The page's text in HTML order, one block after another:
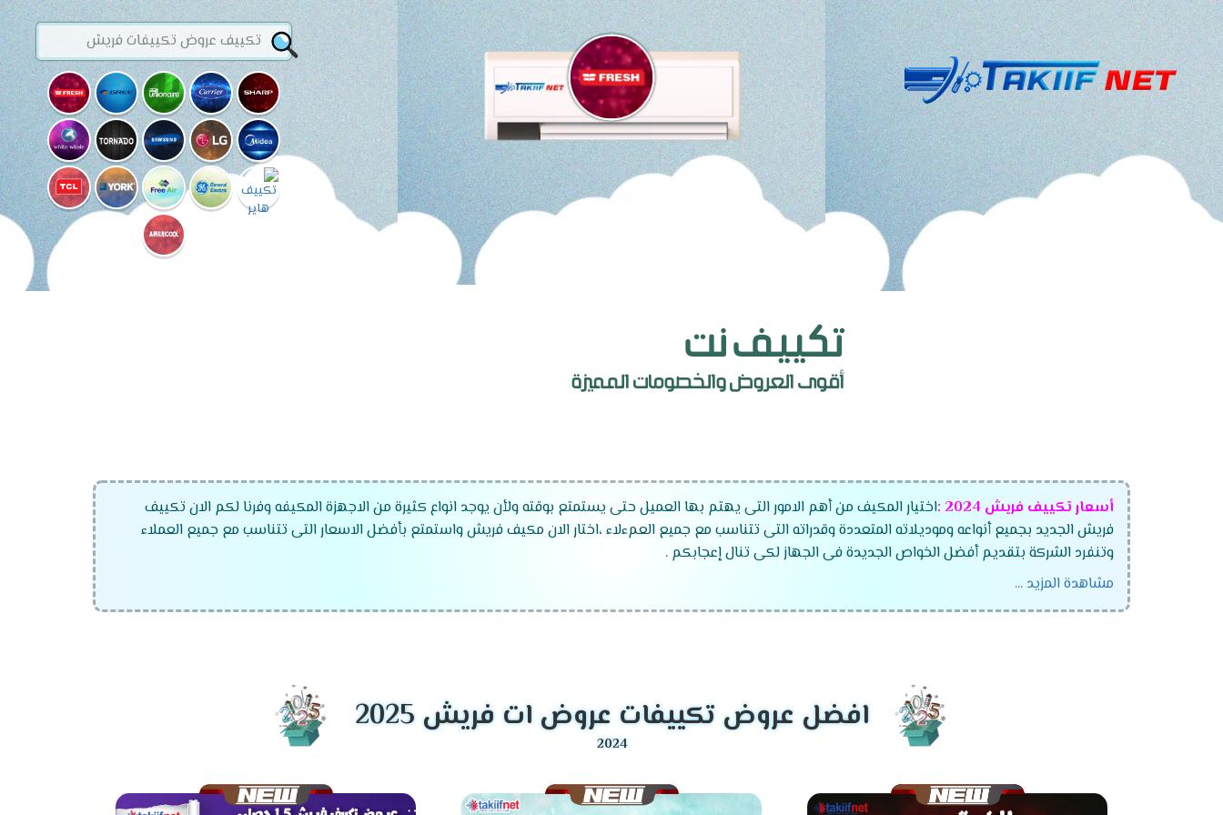
أسعار تكييف فريش 2024
:اختيار المكيف من أهم الامور التى يهتم بها العميل حتى يستمتع بوقته ولأن يوجد انواع كثيرة من الاجهزة المكيفه وفرنا لكم الان تكييف
فريش الجديد بجميع أنواعه وموديلاته المتعددة وقدراته التى تتناسب مع جميع العمءلاء ،اختار الان مكيف فريش واستمتع بأفضل الاسعار التى تتناسب مع جميع العملاء
وتنفرد الشركة بتقديم أفضل الخواص الجديدة فى الجهاز لكى تنال إعجابكم .
موديلات تكييف فريش2024
تكييف فريش نيو بروفيشنال "ديجيتال بالبلازما ".
تكييف فريش بروفيشنال تربو "ديجيتال بالبلازما ".
تكييف فريش سمارت "ديجيتال بدون بلازما ".
تكييف فريش بروفيشنال تربو "ديجيتال بدون بلازما ".
تكييف فريش فرى ستاند .
مشاهدة المزيد ...
افضل عروض تكييفات عروض ات فريش 2025